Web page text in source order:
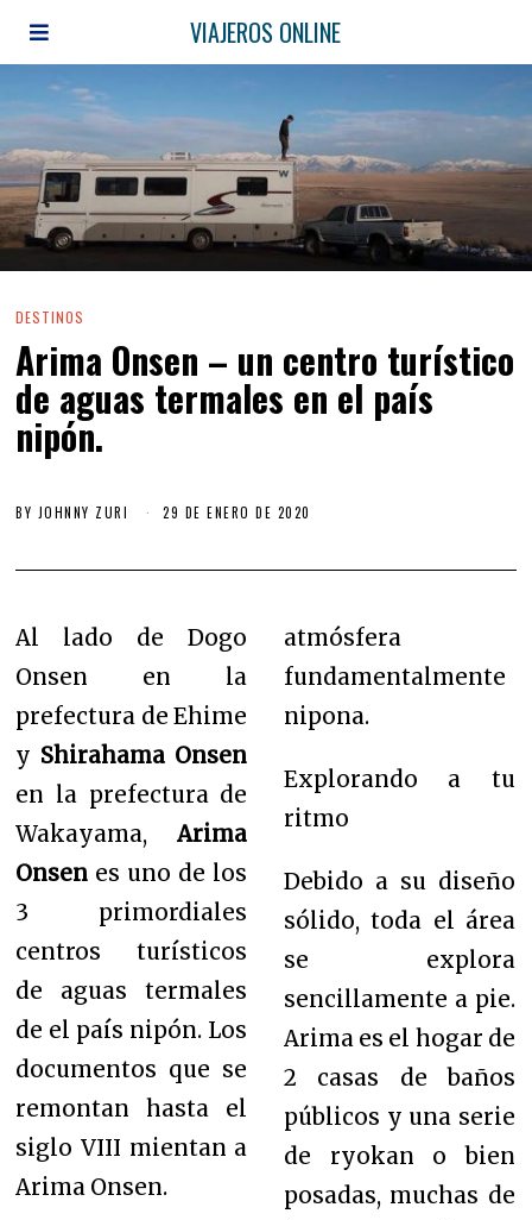
VIAJEROS ONLINE
DESTINOS
Arima Onsen – un centro turístico
de aguas termales en el país
nipón.
BY JOHNNY ZURI 29 DE ENERO DE 2020
Al lado de Dogo
Onsen en la
prefectura de Ehime
y Shirahama Onsen
en la prefectura de
Wakayama,Arima
Onsen es uno de los
3 primordiales
centros turísticos
de aguas termales
de el país nipón. Los
documentos que se
remontan hasta el
siglo VIII mientan a
Arima Onsen.
atmósfera
fundamentalmente
nipona.
Explorando a tu
ritmo
Debido a su diseño
sólido, toda el área
se explora
sencillamente a pie.
Arima es el hogar de
2 casas de baños
públicos y una serie
de ryokan o bien
posadas, muchas de